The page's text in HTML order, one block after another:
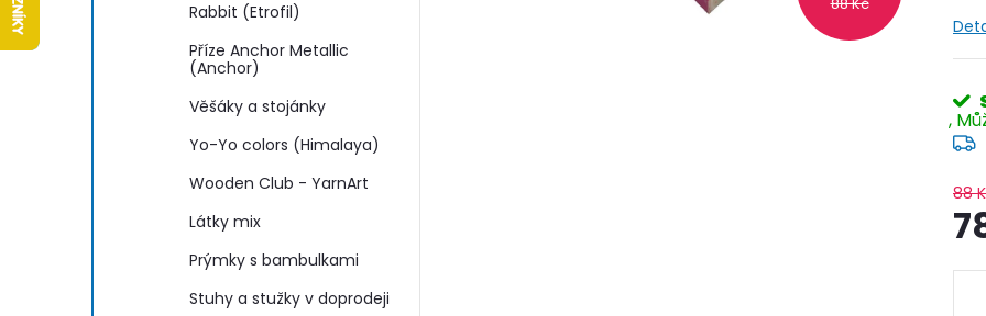
Rabbit (Etrofil)
Příze Anchor Metallic
(Anchor)
Věšáky a stojánky
Yo-Yo colors (Himalaya)
Wooden Club - YarnArt
Látky mix
Prýmky s bambulkami
Stuhy a stužky v doprodeji
88